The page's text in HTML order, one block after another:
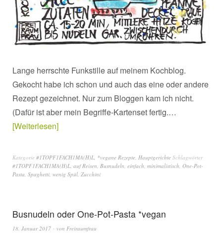
Lange herrschte Funkstille auf meinem Kochblog.
Gekocht habe ich schon und auch das eine oder andere
Rezept gezeichnet. Nur zum Bloggen kam ich nicht.
(Dafür ist aber mein Begriffe-Kartenset fertig.…
Weiterlesen
Kategorie #1TOPF1FACH1MA(H)L *vegane Rezepte Hauptgerichte Schlagwörter
#1TOPF1FACH1MA(H)L auf Reisen Busnudeln einfach minimalistisch One-Pot-
Pasta Spaghetti wenig Spül Zucchini
Busnudeln oder One-Pot-Pasta *vegan
18. Januar 2017 von Freiraumfrau